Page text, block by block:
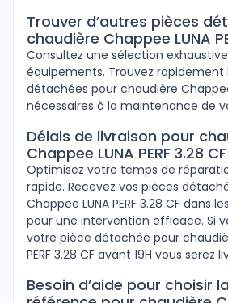
Trouver d’autres pièces
chaudière Chappee LUNA
Consultez une sélection
équipements. Trouvez rapidement
détachées pour chaudière Chappee
nécessaires à la maintenance de
Délais de livraison pour
Chappee LUNA PERF 3.28 CF
Optimisez votre temps de
rapide. Recevez vos pièces
Chappee LUNA PERF 3.28 CF dans
pour une intervention efficace. Si
votre pièce détachée pour
PERF 3.28 CF avant 19H vous serez
Besoin d’aide pour choisir